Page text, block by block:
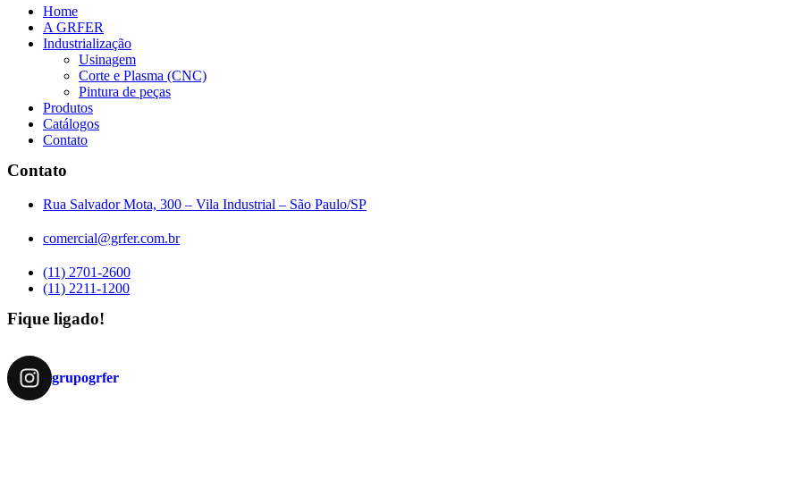
Home
A GRFER
Industrialização
Usinagem
Corte e Plasma (CNC)
Pintura de peças
Produtos
Catálogos
Contato
Contato
Rua Salvador Mota, 300 – Vila Industrial – São Paulo/SP
comercial@grfer.com.br
(11) 2701-2600
(11) 2211-1200
Fique ligado!
grupogrfer